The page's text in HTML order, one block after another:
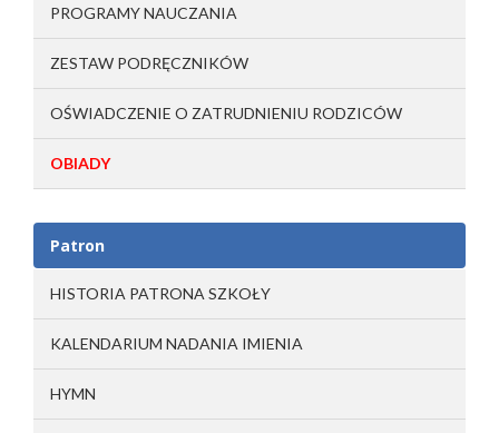
PROGRAMY NAUCZANIA
ZESTAW PODRĘCZNIKÓW
OŚWIADCZENIE O ZATRUDNIENIU RODZICÓW
OBIADY
Patron
HISTORIA PATRONA SZKOŁY
KALENDARIUM NADANIA IMIENIA
HYMN